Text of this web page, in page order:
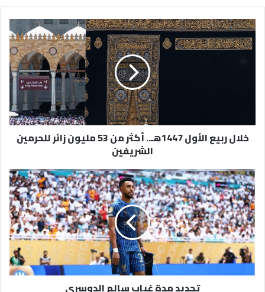
خلال
ربيع
الأول
زائر
للحرمين
خلال ربيع الأول 1447هـ.. أكثر من 53 مليون زائر للحرمين
الشريفين
تحديد
مدة
غياب
سالم
الدوسري
تحديد مدة غياب سالم الدوسري